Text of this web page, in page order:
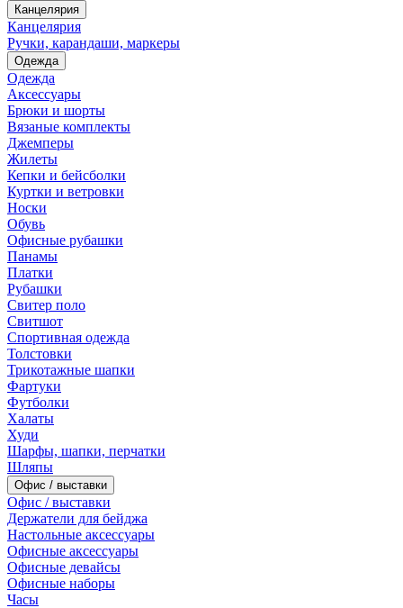
Канцелярия
Канцелярия
Ручки, карандаши, маркеры
Одежда
Одежда
Аксессуары
Брюки и шорты
Вязаные комплекты
Джемперы
Жилеты
Кепки и бейсболки
Куртки и ветровки
Носки
Обувь
Офисные рубашки
Панамы
Платки
Рубашки
Свитер поло
Свитшот
Спортивная одежда
Толстовки
Трикотажные шапки
Фартуки
Футболки
Халаты
Худи
Шарфы, шапки, перчатки
Шляпы
Офис / выставки
Офис / выставки
Держатели для бейджа
Настольные аксессуары
Офисные аксессуары
Офисные девайсы
Офисные наборы
Часы